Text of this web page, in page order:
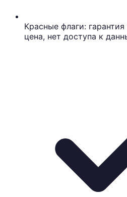
Красные флаги:
цена, нет доступа к